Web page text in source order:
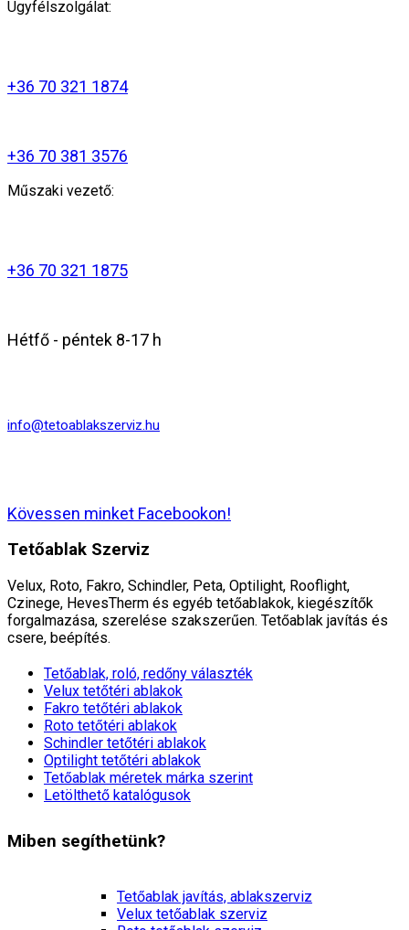
Ügyfélszolgálat:
+36 70 321 1874
+36 70 381 3576
Műszaki vezető:
+36 70 321 1875
Hétfő - péntek 8-17 h
info@tetoablakszerviz.hu
Kövessen minket Facebookon!
Tetőablak Szerviz
Velux, Roto, Fakro, Schindler, Peta, Optilight, Rooflight,
Czinege, HevesTherm és egyéb tetőablakok, kiegészítők
forgalmazása, szerelése szakszerűen. Tetőablak javítás és
csere, beépítés.
Tetőablak, roló, redőny választék
Velux tetőtéri ablakok
Fakro tetőtéri ablakok
Roto tetőtéri ablakok
Schindler tetőtéri ablakok
Optilight tetőtéri ablakok
Tetőablak méretek márka szerint
Letölthető katalógusok
Miben segíthetünk?
Tetőablak javítás, ablakszerviz
Velux tetőablak szerviz